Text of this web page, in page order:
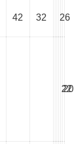
42 32 26
22
20